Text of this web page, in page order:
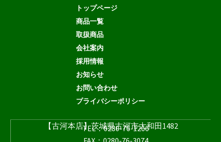
トップページ
商品一覧
取扱商品
会社案内
採用情報
お知らせ
お問い合わせ
プライバシーポリシー
【古河本店】茨城県古河市大和田1482
TEL：0280-76-1266